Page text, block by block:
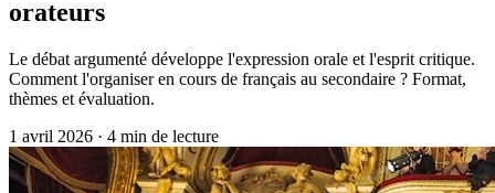
orateurs
Le débat argumenté développe l'expression orale et l'esprit critique.
Comment l'organiser en cours de français au secondaire ? Format,
thèmes et évaluation.
1 avril 2026 · 4 min de lecture